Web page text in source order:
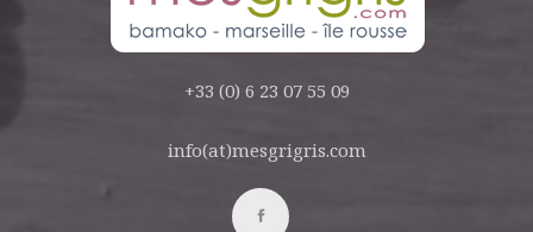
+33 (0) 6 23 07 55 09
info(at)mesgrigris.com